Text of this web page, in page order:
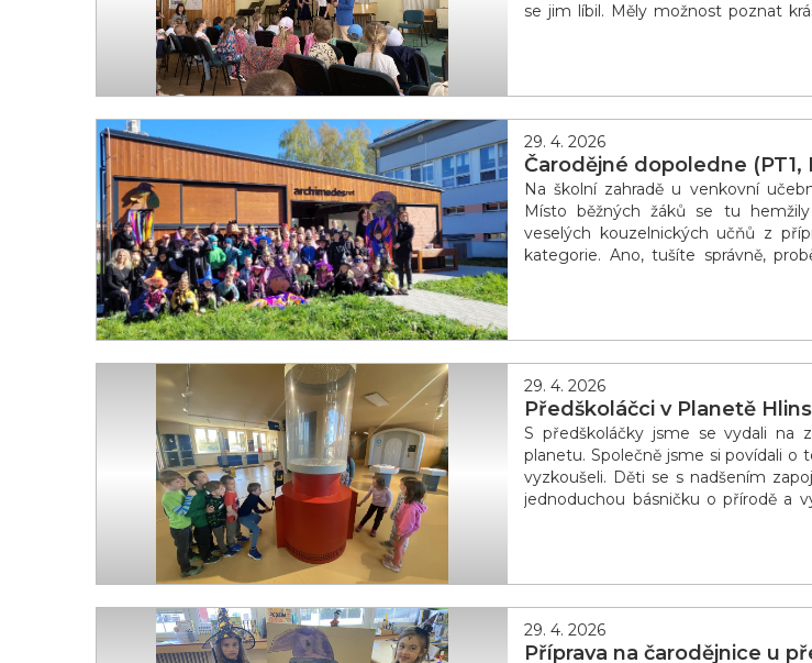
se jim líbil. Měly možnost poznat
29. 4. 2026
Čarodějné dopoledne (PT1,
Na školní zahradě u venkovní
Místo běžných žáků se tu
veselých kouzelnických učňů z
kategorie. Ano, tušíte správně,
29. 4. 2026
Předškoláčci v Planetě
S předškoláčky jsme se vydali na
planetu. Společně jsme si povídali
vyzkoušeli. Děti se s nadšením
jednoduchou básničku o přírodě a
29. 4. 2026
Příprava na čarodějnice u